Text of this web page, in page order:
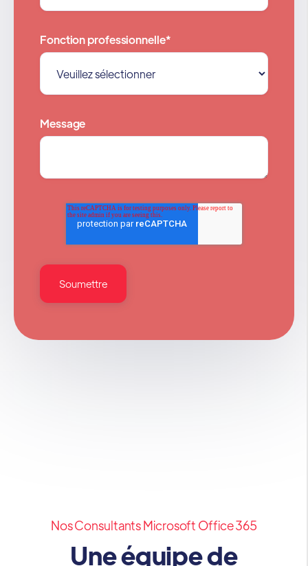
Fonction professionnelle*
Message
Nos Consultants Microsoft Office 365
Une équipe de